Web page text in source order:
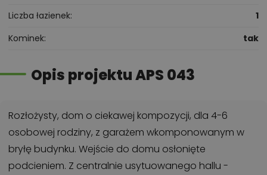
Liczba łazienek
1
Kominek
tak
Opis projektu APS 043
Rozłożysty, dom o ciekawej kompozycji, dla 4-6
osobowej rodziny, z garażem wkomponowanym w
bryłę budynku. Wejście do domu osłonięte
podcieniem. Z centralnie usytuowanego hallu -